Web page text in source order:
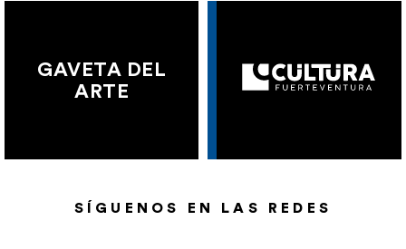
GAVETA DEL
ARTE
SÍGUENOS EN LAS REDES